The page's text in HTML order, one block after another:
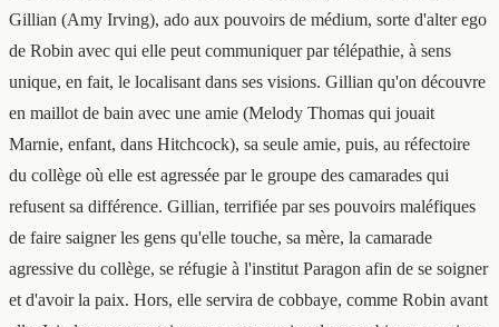
Gillian (Amy Irving), ado aux pouvoirs de médium, sorte d'alter ego
de Robin avec qui elle peut communiquer par télépathie, à sens
unique, en fait, le localisant dans ses visions. Gillian qu'on découvre
en maillot de bain avec une amie (Melody Thomas qui jouait
Marnie, enfant, dans Hitchcock), sa seule amie, puis, au réfectoire
du collège où elle est agressée par le groupe des camarades qui
refusent sa différence. Gillian, terrifiée par ses pouvoirs maléfiques
de faire saigner les gens qu'elle touche, sa mère, la camarade
agressive du collège, se réfugie à l'institut Paragon afin de se soigner
et d'avoir la paix. Hors, elle servira de cobbaye, comme Robin avant